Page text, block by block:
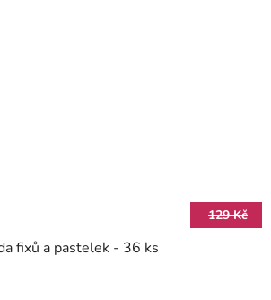
129 Kč
fixů a pastelek - 36 ks